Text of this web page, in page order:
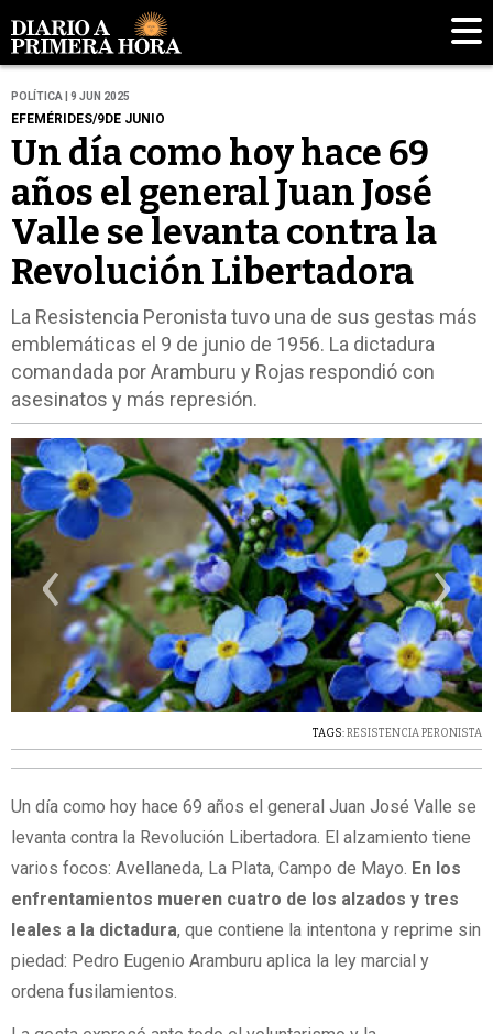
POLÍTICA | 9 JUN 2025
EFEMÉRIDES/9DE JUNIO
Un día como hoy hace 69
años el general Juan José
Valle se levanta contra la
Revolución Libertadora
La Resistencia Peronista tuvo una de sus gestas más
emblemáticas el 9 de junio de 1956. La dictadura
comandada por Aramburu y Rojas respondió con
asesinatos y más represión.
‹ ›
TAGS:RESISTENCIA PERONISTA
Un día como hoy hace 69 años el general Juan José Valle se
levanta contra la Revolución Libertadora. El alzamiento tiene
varios focos: Avellaneda, La Plata, Campo de Mayo. En los
enfrentamientos mueren cuatro de los alzados y tres
leales a la dictadura, que contiene la intentona y reprime sin
piedad: Pedro Eugenio Aramburu aplica la ley marcial y
ordena fusilamientos.